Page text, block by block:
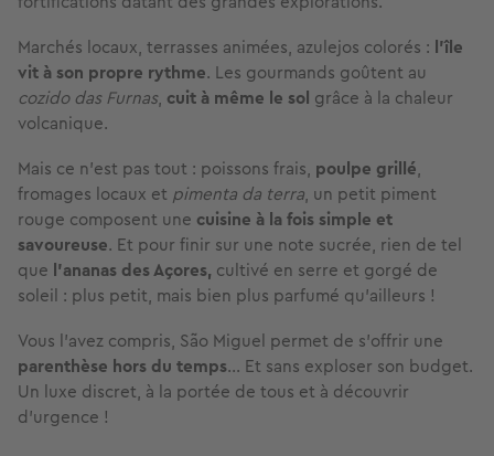
Marchés locaux, terrasses animées, azulejos colorés : l’île
vit à son propre rythme. Les gourmands goûtent au
cozido das Furnas, cuit à même le sol grâce à la chaleur
volcanique.
Mais ce n’est pas tout : poissons frais, poulpe grillé,
fromages locaux et pimenta da terra, un petit piment
rouge composent une cuisine à la fois simple et
savoureuse. Et pour finir sur une note sucrée, rien de tel
que l’ananas des Açores, cultivé en serre et gorgé de
soleil : plus petit, mais bien plus parfumé qu’ailleurs !
Vous l’avez compris, São Miguel permet de s’offrir une
parenthèse hors du temps… Et sans exploser son budget.
Un luxe discret, à la portée de tous et à découvrir
d'urgence !